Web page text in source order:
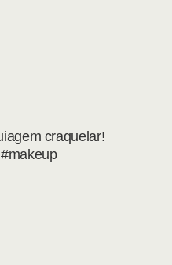
craquelar!